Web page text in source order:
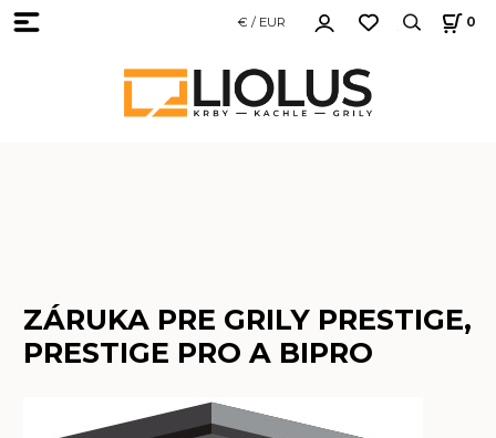
€ / EUR 0
ZÁRUKA PRE GRILY PRESTIGE,
PRESTIGE PRO A BIPRO